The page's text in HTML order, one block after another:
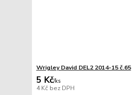
Wrigley David DEL2 2014-15 č.65
5 Kč/ks
4 Kč bez DPH